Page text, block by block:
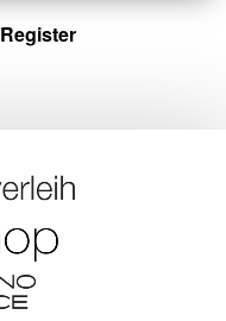
Register